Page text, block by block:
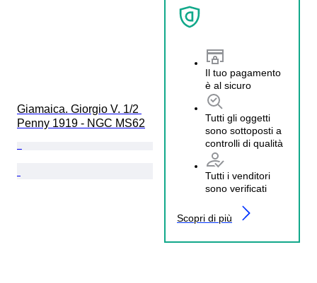
Il tuo pagamento
è al sicuro
Tutti gli oggetti
sono sottoposti a
controlli di qualità
Tutti i venditori
sono verificati
Scopri di più
Giamaica. Giorgio V. 1/2
Penny 1919 - NGC MS62